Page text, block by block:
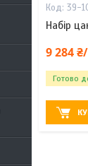
39-
Набір
9 284
Готово